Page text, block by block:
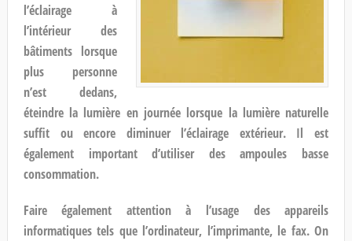
l’éclairage à
l’intérieur des
bâtiments lorsque
plus personne
n’est dedans,
éteindre la lumière en journée lorsque la lumière naturelle
suffit ou encore diminuer l’éclairage extérieur. Il est
également important d’utiliser des ampoules basse
consommation.
Faire également attention à l’usage des appareils
informatiques tels que l’ordinateur, l’imprimante, le fax. On